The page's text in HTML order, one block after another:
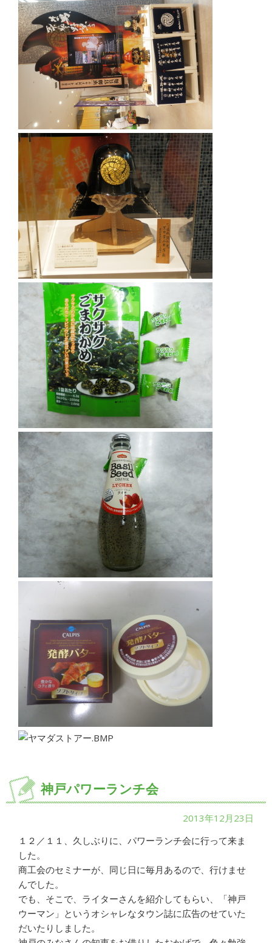
神戸パワーランチ会
2013年12月23日
１２／１１、久しぶりに、パワーランチ会に行って来ま
した。
商工会のセミナーが、同じ日に毎月あるので、行けませ
んでした。
でも、そこで、ライターさんを紹介してもらい、「神戸
ウーマン」というオシャレなタウン誌に広告のせていた
だいたりしました。